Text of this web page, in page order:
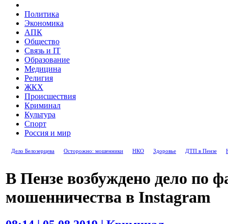
Политика
Экономика
АПК
Общество
Связь и IT
Образование
Медицина
Религия
ЖКХ
Происшествия
Криминал
Культура
Спорт
Россия и мир
Дело Белозерцева Осторожно: мошенники НКО Здоровье ДТП в Пензе
В Пензе возбуждено дело по
мошенничества в Instagram